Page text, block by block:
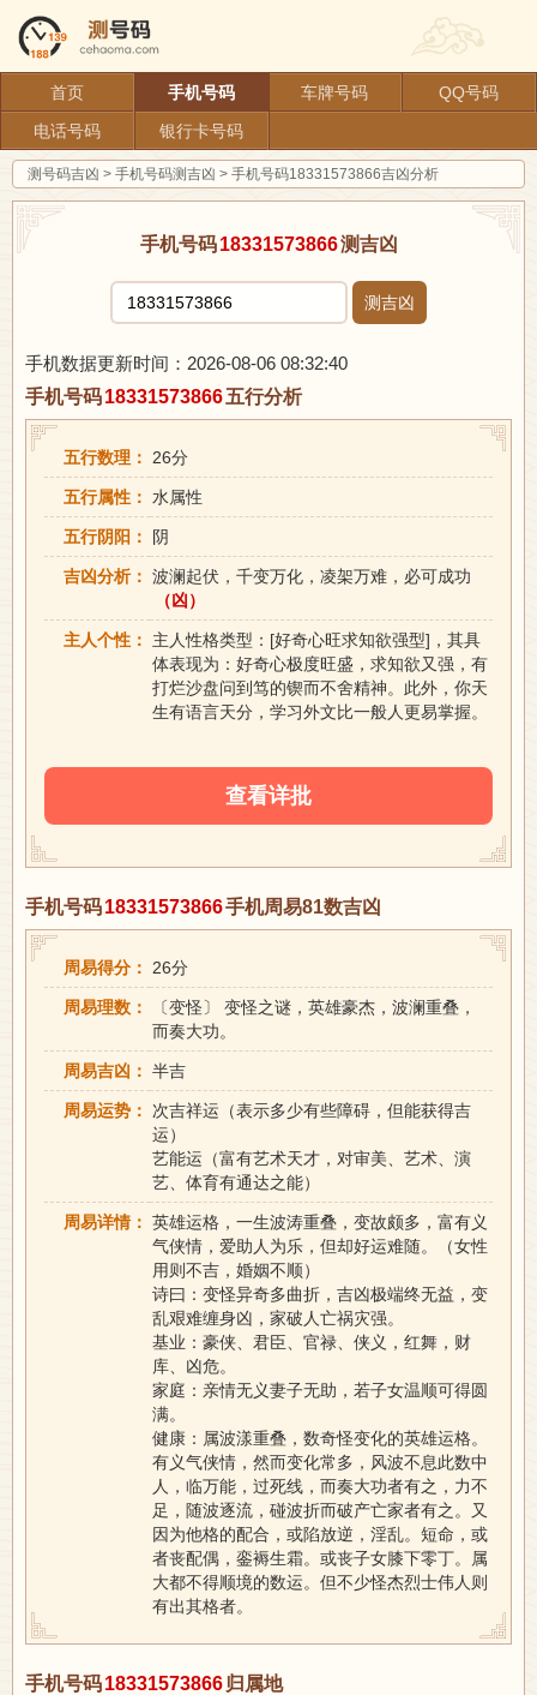
首页 手机号码 车牌号码
QQ号码
电话号码
银行卡号码
测号码吉凶 > 手机号码测吉凶 > 手机号码18331573866吉凶分析
手机号码 18331573866测吉凶
测吉凶
手机数据更新时间：2026-08-06 08:32:40
手机号码18331573866五行分析
五行数理： 26分
五行属性： 水属性
五行阴阳： 阴
吉凶分析： 波澜起伏，千变万化，凌架万难，必可成功
（凶）
主人个性：
主人性格类型：[好奇心旺求知欲强型]，其具
体表现为：好奇心极度旺盛，求知欲又强，有
打烂沙盘问到笃的锲而不舍精神。此外，你天
生有语言天分，学习外文比一般人更易掌握。
查看详批
手机号码18331573866手机周易81数吉凶
周易得分： 26分
周易理数：
〔变怪〕 变怪之谜，英雄豪杰，波澜重叠，
而奏大功。
周易吉凶： 半吉
周易运势：
次吉祥运（表示多少有些障碍，但能获得吉
运）
艺能运（富有艺术天才，对审美、艺术、演
艺、体育有通达之能）
周易详情： 英雄运格，一生波涛重叠，变故颇多，富有义
气侠情，爱助人为乐，但却好运难随。（女性
用则不吉，婚姻不顺）
诗曰：变怪异奇多曲折，吉凶极端终无益，变
乱艰难缠身凶，家破人亡祸灾强。
基业：豪侠、君臣、官禄、侠义，红舞，财
库、凶危。
家庭：亲情无义妻子无助，若子女温顺可得圆
满。
健康：属波漾重叠，数奇怪变化的英雄运格。
有义气侠情，然而变化常多，风波不息此数中
人，临万能，过死线，而奏大功者有之，力不
足，随波逐流，碰波折而破产亡家者有之。又
因为他格的配合，或陷放逆，淫乱。短命，或
者丧配偶，銮褥生霜。或丧子女膝下零丁。属
大都不得顺境的数运。但不少怪杰烈士伟人则
有出其格者。
手机号码18331573866归属地